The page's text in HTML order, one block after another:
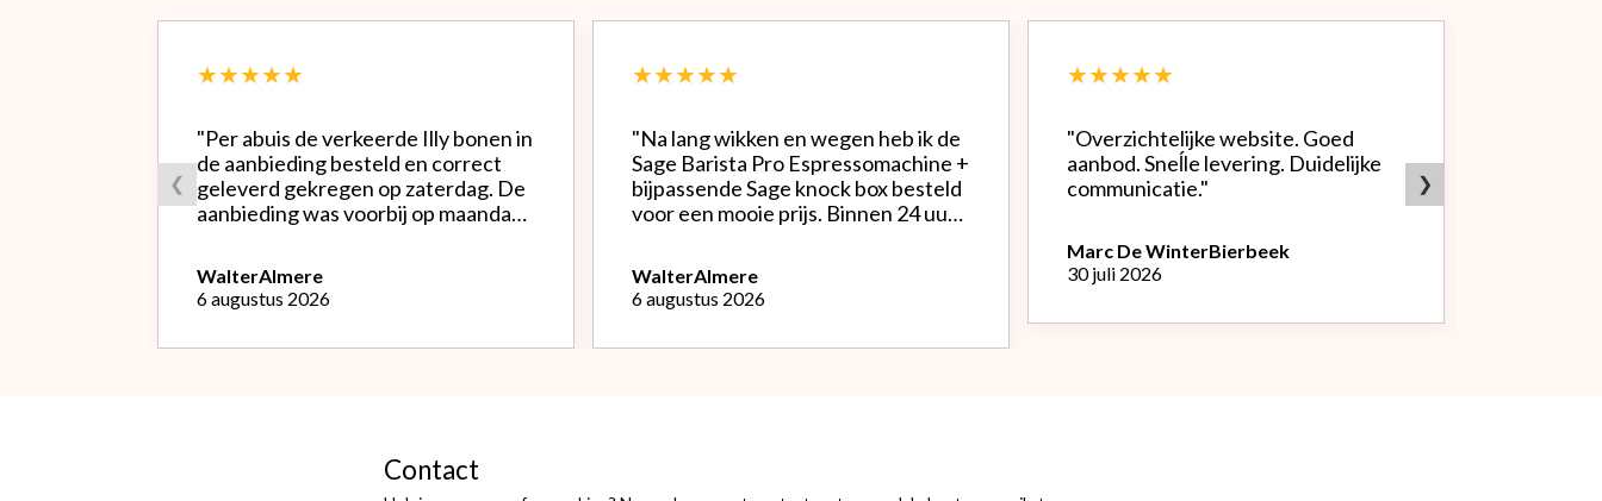
❮
★★★★★
"Per abuis de verkeerde Illy bonen in
de aanbieding besteld en correct
geleverd gekregen op zaterdag. De
aanbieding was voorbij op maandag
soort. Telefonisch gevraagd of ze
geruild konden worden voor de
logisch) de betaling terug
WalterAlmere
6 augustus 2026
★★★★★
"Na lang wikken en wegen heb ik de
Sage Barista Pro Espressomachine +
bijpassende Sage knock box besteld
voor een mooie prijs. Binnen 24 uur
instellen bonenmolen heb ik van de
eerste kopjes uitstekende espresso
WalterAlmere
6 augustus 2026
★★★★★
"Overzichtelijke website. Goed
aanbod. Sneĺle levering. Duidelijke
communicatie."
Marc De WinterBierbeek
30 juli 2026
❯
Contact